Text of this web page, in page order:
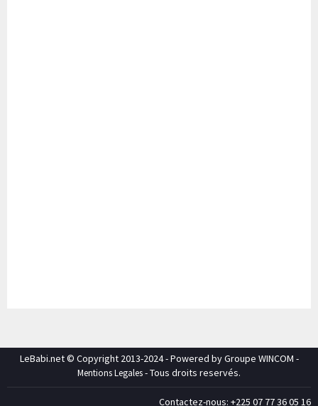
LeBabi.net © Copyright 2013-2024 - Powered by Groupe WINCOM -
Mentions Legales- Tous droits reservés.
Contactez-nous: +225 07 77 36 05 16